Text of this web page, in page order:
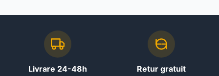
Livrare 24-48h Retur gratuit